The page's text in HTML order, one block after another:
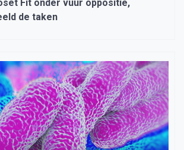
Fit onder vuur oppositie,
de taken